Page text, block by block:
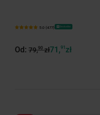
5.0 (477) Bestseller
Od: 79,90zł71,91 zł